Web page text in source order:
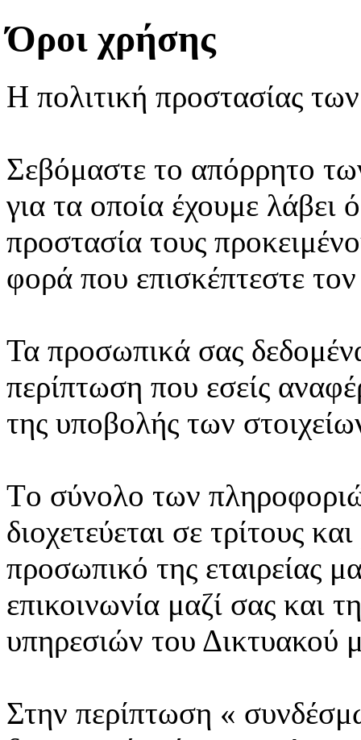
Όροι χρήσης
Η πολιτική προστασίας
Σεβόμαστε το απόρρητο
για τα οποία έχουμε λάβει
προστασία τους
φορά που επισκέπτεστε
Τα προσωπικά σας
περίπτωση που εσείς
της υποβολής των
Tο σύνολο των
διοχετεύεται σε τρίτους
προσωπικό της εταιρείας
επικοινωνία μαζί σας και
υπηρεσιών του Δικτυακού
Στην περίπτωση «